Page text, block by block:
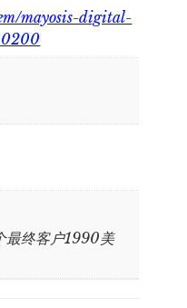
mayosis-digital-
最终客户1990美